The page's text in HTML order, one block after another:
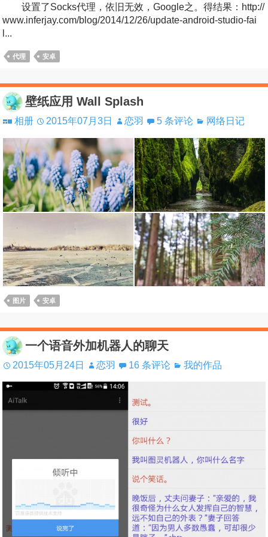
设置了Socks代理，依旧无效，Google之。得结果：http://
www.inferjay.com/blog/2014/12/26/update-android-studio-fai
l...
代理 安卓
壁纸应用 Wall Splash
相册 2015年07月3日 恋羽 5 条评论 网络日记
图片 安卓
一个语音外加机器人的聊天
2015年05月24日 恋羽 16 条评论 我的作品